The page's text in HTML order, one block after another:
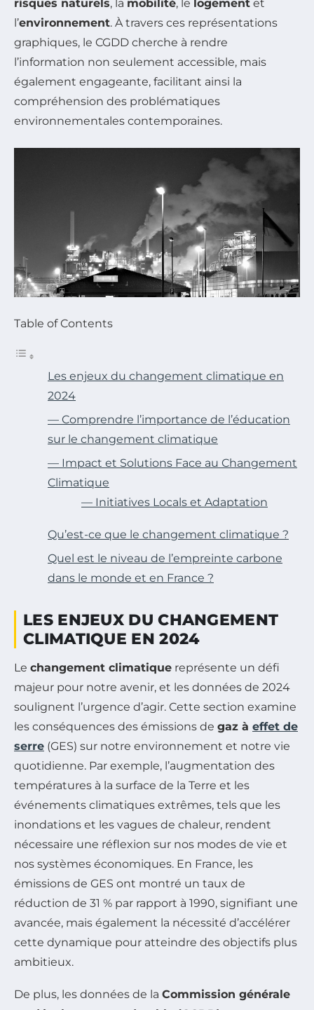
risques naturels, la mobilité, le logement et
l’environnement. À travers ces représentations
graphiques, le CGDD cherche à rendre
l’information non seulement accessible, mais
également engageante, facilitant ainsi la
compréhension des problématiques
environnementales contemporaines.
Table of Contents
Les enjeux du changement climatique en
2024
— Comprendre l’importance de l’éducation
sur le changement climatique
— Impact et Solutions Face au Changement
Climatique
— Initiatives Locals et Adaptation
Qu’est-ce que le changement climatique ?
Quel est le niveau de l’empreinte carbone
dans le monde et en France ?
LES ENJEUX DU CHANGEMENT
CLIMATIQUE EN 2024
Le changement climatique représente un défi
majeur pour notre avenir, et les données de 2024
soulignent l’urgence d’agir. Cette section examine
les conséquences des émissions de gaz à effet de
serre (GES) sur notre environnement et notre vie
quotidienne. Par exemple, l’augmentation des
températures à la surface de la Terre et les
événements climatiques extrêmes, tels que les
inondations et les vagues de chaleur, rendent
nécessaire une réflexion sur nos modes de vie et
nos systèmes économiques. En France, les
émissions de GES ont montré un taux de
réduction de 31 % par rapport à 1990, signifiant une
avancée, mais également la nécessité d’accélérer
cette dynamique pour atteindre des objectifs plus
ambitieux.
De plus, les données de la Commission générale